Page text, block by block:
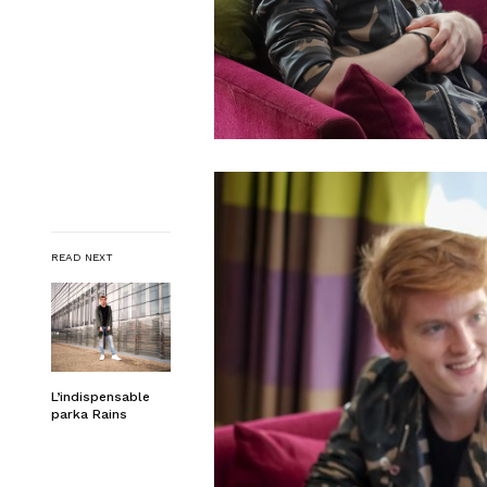
READ NEXT
L’indispensable
parka Rains